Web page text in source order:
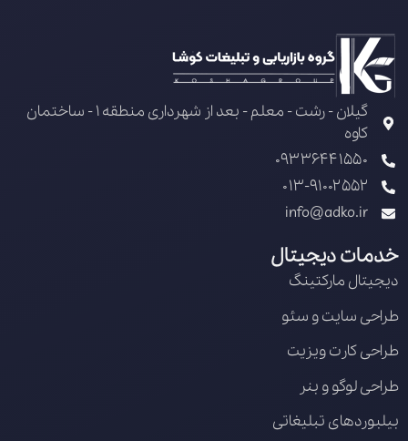
گیلان - رشت - معلم - بعد از شهرداری منطقه 1 - ساختمان
کاوه
09336441550
013-91002552
info@adko.ir
خدمات دیجیتال
دیجیتال مارکتینگ
طراحی سایت و سئو
طراحی کارت ویزیت
طراحی لوگو و بنر
بیلبوردهای تبلیغاتی